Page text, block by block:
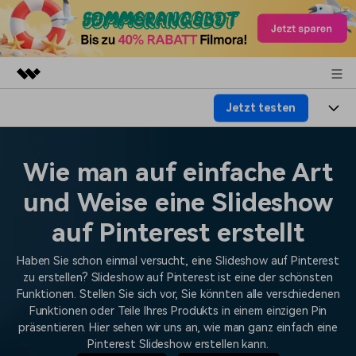
Dienstprogramme
Überblick
Lösungen
Presseraum
Shop
Support
Jetzt testen
Plattformen
Funktionen
Audio
Text
Lösungen
Wer
Video-Lösungen
Ressourcen
Video-Prompts
Über 100 heiße Video-
Meisterkurs
Beherrschen Sie
Hilfe-Center
Erste Schritte
Wie man auf einfache Art
und Weise eine Slideshow
auf Pinterest erstellt
Haben Sie schon einmal versucht, eine Slideshow auf Pinterest
zu erstellen? Slideshow auf Pinterest ist eine der schönsten
Funktionen. Stellen Sie sich vor, Sie könnten alle verschiedenen
Funktionen oder Teile Ihres Produkts in einem einzigen Pin
präsentieren. Hier sehen wir uns an, wie man ganz einfach eine
Pinterest Slideshow erstellen kann.